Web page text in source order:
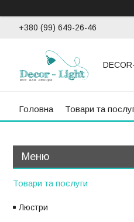
+380 (99) 649-26-46
Головна Товари та
Товари та послуги
Люстри